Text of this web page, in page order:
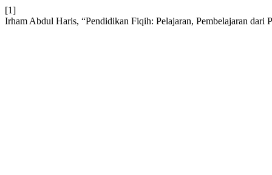
[1]
Irham Abdul Haris, “Pendidikan Fiqih: Pelajaran, Pembelajaran dari